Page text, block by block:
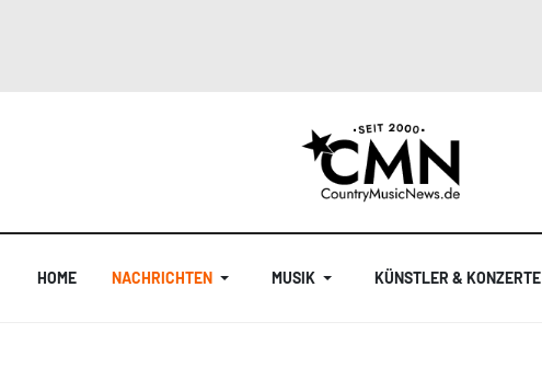
HOME NACHRICHTEN MUSIK KÜNSTLER & KONZERTE